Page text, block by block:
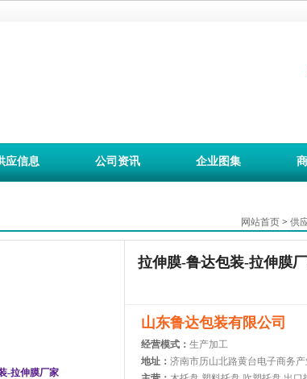
应信息 公司资讯 企业图集
网站首页 > 供
拉伸膜-鲁达包装-拉伸膜
山东鲁达包装有限公司
经营模式： 生产加工
地址： 济南市历山北路黄台电子商务产